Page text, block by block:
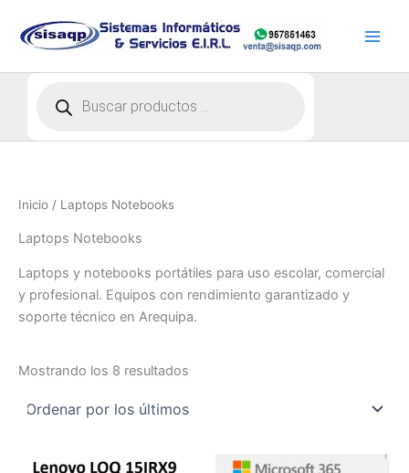
contenido
Inicio / Laptops Notebooks
Laptops Notebooks
Laptops y notebooks portátiles para uso escolar, comercial
y profesional. Equipos con rendimiento garantizado y
soporte técnico en Arequipa.
Mostrando los 8 resultados
últimos